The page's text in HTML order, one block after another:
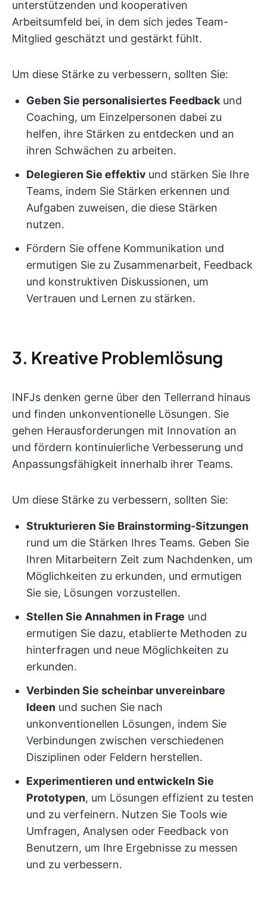
unterstützenden und kooperativen
Arbeitsumfeld bei, in dem sich jedes Team-
Mitglied geschätzt und gestärkt fühlt.
Um diese Stärke zu verbessern, sollten Sie:
Geben Sie personalisiertes Feedback und
Coaching, um Einzelpersonen dabei zu
helfen, ihre Stärken zu entdecken und an
ihren Schwächen zu arbeiten.
Delegieren Sie effektiv und stärken Sie Ihre
Teams, indem Sie Stärken erkennen und
Aufgaben zuweisen, die diese Stärken
nutzen.
Fördern Sie offene Kommunikation und
ermutigen Sie zu Zusammenarbeit, Feedback
und konstruktiven Diskussionen, um
Vertrauen und Lernen zu stärken.
3. Kreative Problemlösung
INFJs denken gerne über den Tellerrand hinaus
und finden unkonventionelle Lösungen. Sie
gehen Herausforderungen mit Innovation an
und fördern kontinuierliche Verbesserung und
Anpassungsfähigkeit innerhalb ihrer Teams.
Um diese Stärke zu verbessern, sollten Sie:
Strukturieren Sie Brainstorming-Sitzungen
rund um die Stärken Ihres Teams. Geben Sie
Ihren Mitarbeitern Zeit zum Nachdenken, um
Möglichkeiten zu erkunden, und ermutigen
Sie sie, Lösungen vorzustellen.
Stellen Sie Annahmen in Frage und
ermutigen Sie dazu, etablierte Methoden zu
hinterfragen und neue Möglichkeiten zu
erkunden.
Verbinden Sie scheinbar unvereinbare
Ideen und suchen Sie nach
unkonventionellen Lösungen, indem Sie
Verbindungen zwischen verschiedenen
Disziplinen oder Feldern herstellen.
Experimentieren und entwickeln Sie
Prototypen, um Lösungen effizient zu testen
und zu verfeinern. Nutzen Sie Tools wie
Umfragen, Analysen oder Feedback von
Benutzern, um Ihre Ergebnisse zu messen
und zu verbessern.